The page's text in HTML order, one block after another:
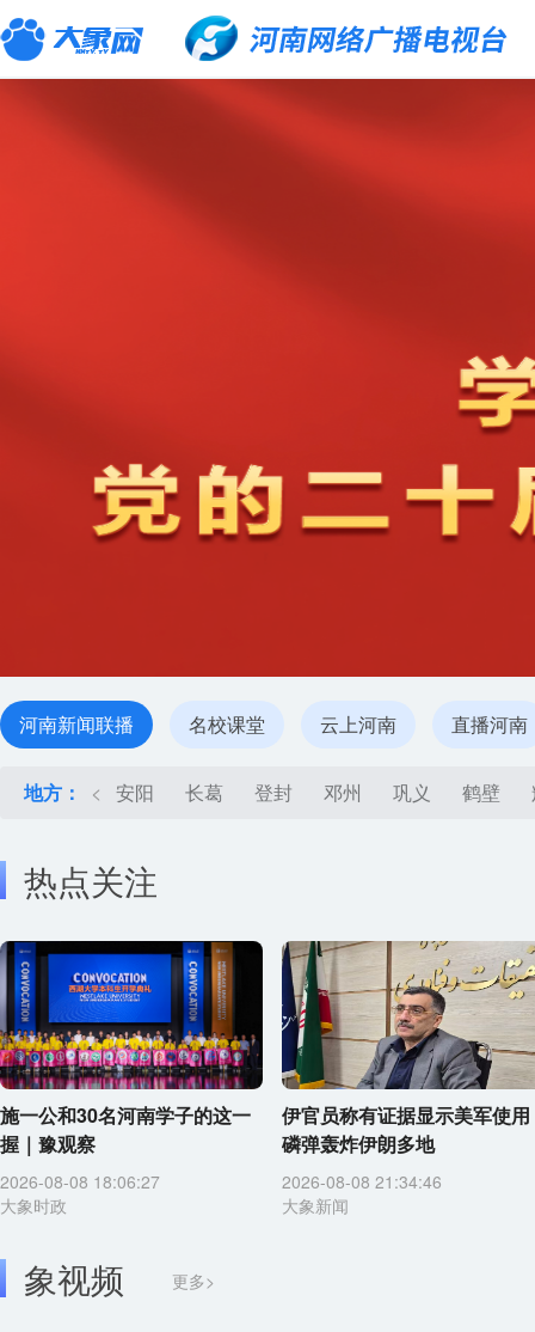
河南新闻联播 名校课堂 云上河南 直播河南
地方： < 安阳 长葛 登封 邓州 巩义 鹤壁
热点关注
施一公和30名河南学子的这一
握｜豫观察
2026-08-08 18:06:27
大象时政
伊官员称有证据显示美军使用
磷弹轰炸伊朗多地
2026-08-08 21:34:46
大象新闻
象视频 更多>